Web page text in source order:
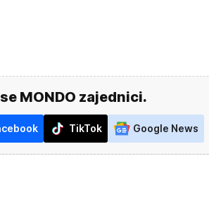
MONDO zajednici.
TikTok Google News